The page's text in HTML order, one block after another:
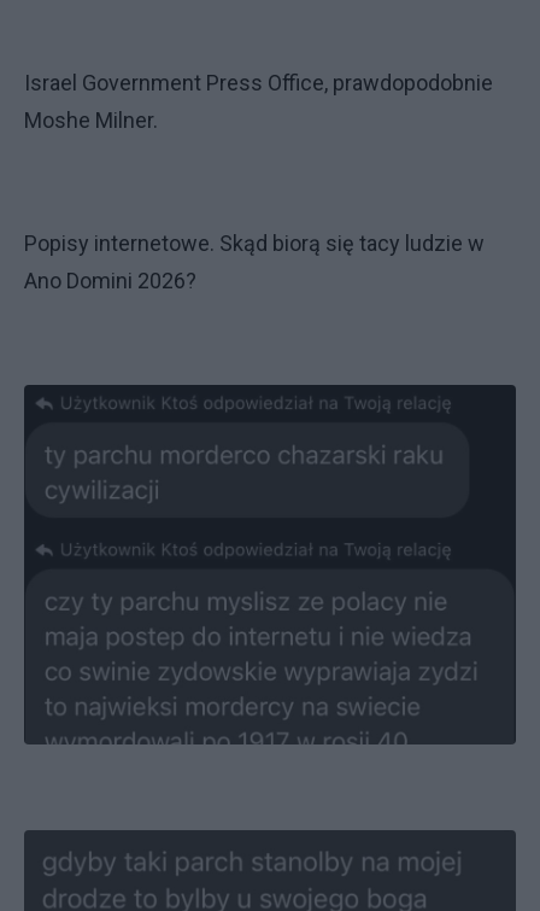
Israel Government Press Office, prawdopodobnie
Moshe Milner.
Popisy internetowe. Skąd biorą się tacy ludzie w
Ano Domini 2026?